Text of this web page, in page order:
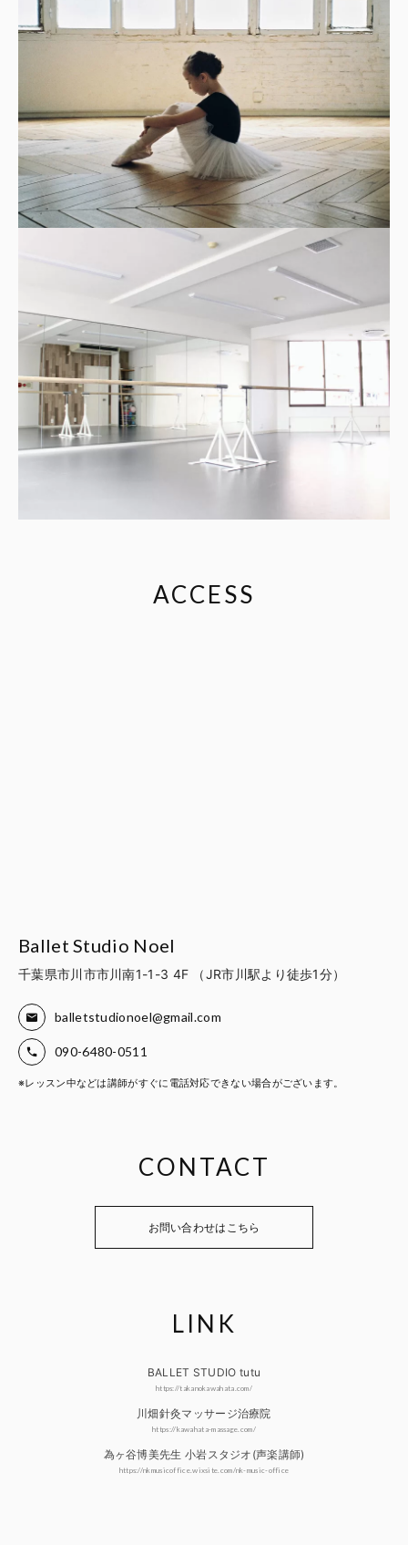
ACCESS
Ballet Studio Noel
千葉県市川市市川南1-1-3 4F （JR市川駅より徒歩1分）
balletstudionoel@gmail.com
090-6480-0511
※レッスン中などは講師がすぐに電話対応できない場合がございます。
CONTACT
お問い合わせはこちら
LINK
BALLET STUDIO tutu
https://takanokawahata.com/
川畑針灸マッサージ治療院
https://kawahata-massage.com/
為ヶ谷博美先生 小岩スタジオ(声楽講師)
https://nkmusicoffice.wixsite.com/nk-music-office